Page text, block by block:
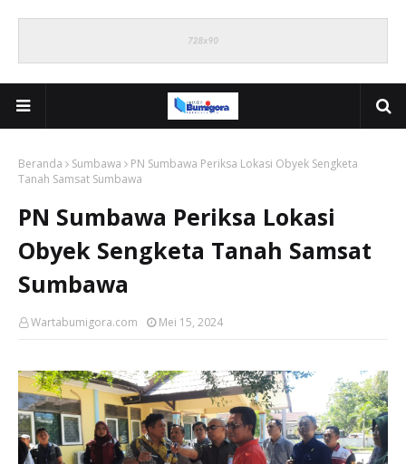
Beranda Sumbawa
PN Sumbawa Periksa Lokasi Obyek Sengketa
Tanah Samsat Sumbawa
PN Sumbawa Periksa Lokasi
Obyek Sengketa Tanah Samsat
Sumbawa
Wartabumigora.com Mei 15, 2024